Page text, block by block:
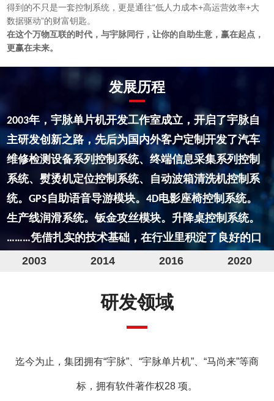
得到的不只是一套控制系统，更是通往“低人力成本+高运营效率+大
数据驱动”的财富钥匙。
在这个万物互联的时代，与宇脉同行，让你的自助生意，赢在起点，
更赢在未来。
年，宇脉单片机开发工作室成立，
2003 2014 2016 2020
研发领域
迄今为止，集团拥有“宇脉”、“宇脉单片机”、“马尚来”等商
标，拥有软件著作权28 项。